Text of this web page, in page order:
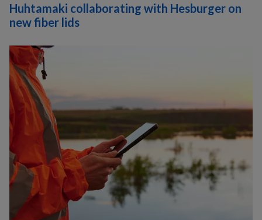
Huhtamaki collaborating with Hesburger on
new fiber lids